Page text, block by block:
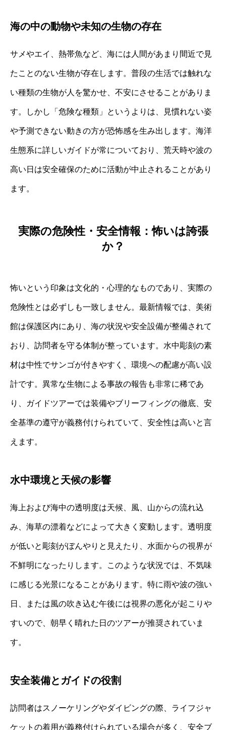
海の中の動物や未知の生物の存在
サメやエイ、熱帯魚など、海には人間があまり間近で見
たことのない生物が存在します。普段の生活では触れな
い種類の生物が人を驚かせ、不安にさせることがありま
す。しかし「危険な種類」というよりは、見慣れない姿
や予測できない動きの方が恐怖感を生み出します。海洋
生態系に詳しいガイドが常についており、荒天時や波の
高い日は安全確保のために活動が中止されることがあり
ます。
実際の危険性・安全情報：怖いは誇張
か？
怖いという印象は文化的・心理的なものであり、実際の
危険性とは必ずしも一致しません。最新情報では、美術
館は保護区内にあり、海の状況や安全設備が整備されて
おり、訪問者を守る体制が整っています。水中彫刻の素
材は中性でサンゴが付きやすく、環境への配慮が高い設
計です。異常な生物による事故の報告も非常に稀であ
り、ガイドツアーでは装備やブリーフィングの徹底、安
全基準の遵守が義務付けられていて、安全性は高いと言
えます。
水中環境と天候の影響
海上および海中の透明度は天候、風、山からの流れ込
み、海草の漂着などによって大きく変動します。透明度
が低いと彫刻がぼんやりと見えたり、水面からの視界が
不鮮明になったりします。このような状況では、不気味
に感じる光景になることがあります。特に雨や波の強い
日、または風の吹き込む午後には視界の悪化が起こりや
すいので、朝早く晴れた日のツアーが推奨されていま
す。
安全装備とガイドの役割
訪問者はスノーケリングやダイビングの際、ライフジャ
ケットの着用が義務付けられている場合が多く、安全ブ